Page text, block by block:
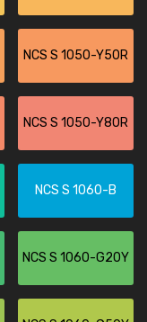
NCS S 1050-Y50R
NCS S 1050-Y80R
NCS S 1060-B
NCS S 1060-G20Y